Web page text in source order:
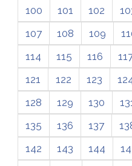
100
101 102
107
108 109
114
115 116
121
122 123
128
129 130
135
136 137
142
143 144